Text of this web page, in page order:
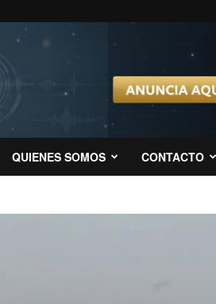
QUIENES SOMOS CONTACTO